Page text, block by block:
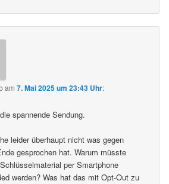
am7. Mai 2025 um 23:43 Uhr:
spannende Sendung.
leider überhaupt nicht was gegen
gesprochen hat. Warum müsste
per Smartphone
werden? Was hat das mit Opt-Out zu